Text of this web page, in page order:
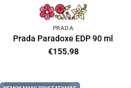
PRADA
Prada Paradoxe EDP 90 ml
€155.98